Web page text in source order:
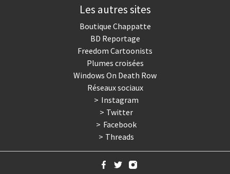
Les autres sites
Boutique Chappatte
BD Reportage
Freedom Cartoonists
Plumes croisées
Windows On Death Row
Réseaux sociaux
Instagram
Twitter
Facebook
Threads